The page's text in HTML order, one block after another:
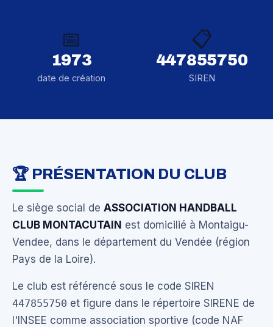
📅
1973
date de création
📋
447855750
SIREN
🏆 PRÉSENTATION DU CLUB
Le siège social de ASSOCIATION HANDBALL
CLUB MONTACUTAIN est domicilié à Montaigu-
Vendee, dans le département du Vendée (région
Pays de la Loire).
Le club est référencé sous le code SIREN
447855750 et figure dans le répertoire SIRENE de
l'INSEE comme association sportive (code NAF